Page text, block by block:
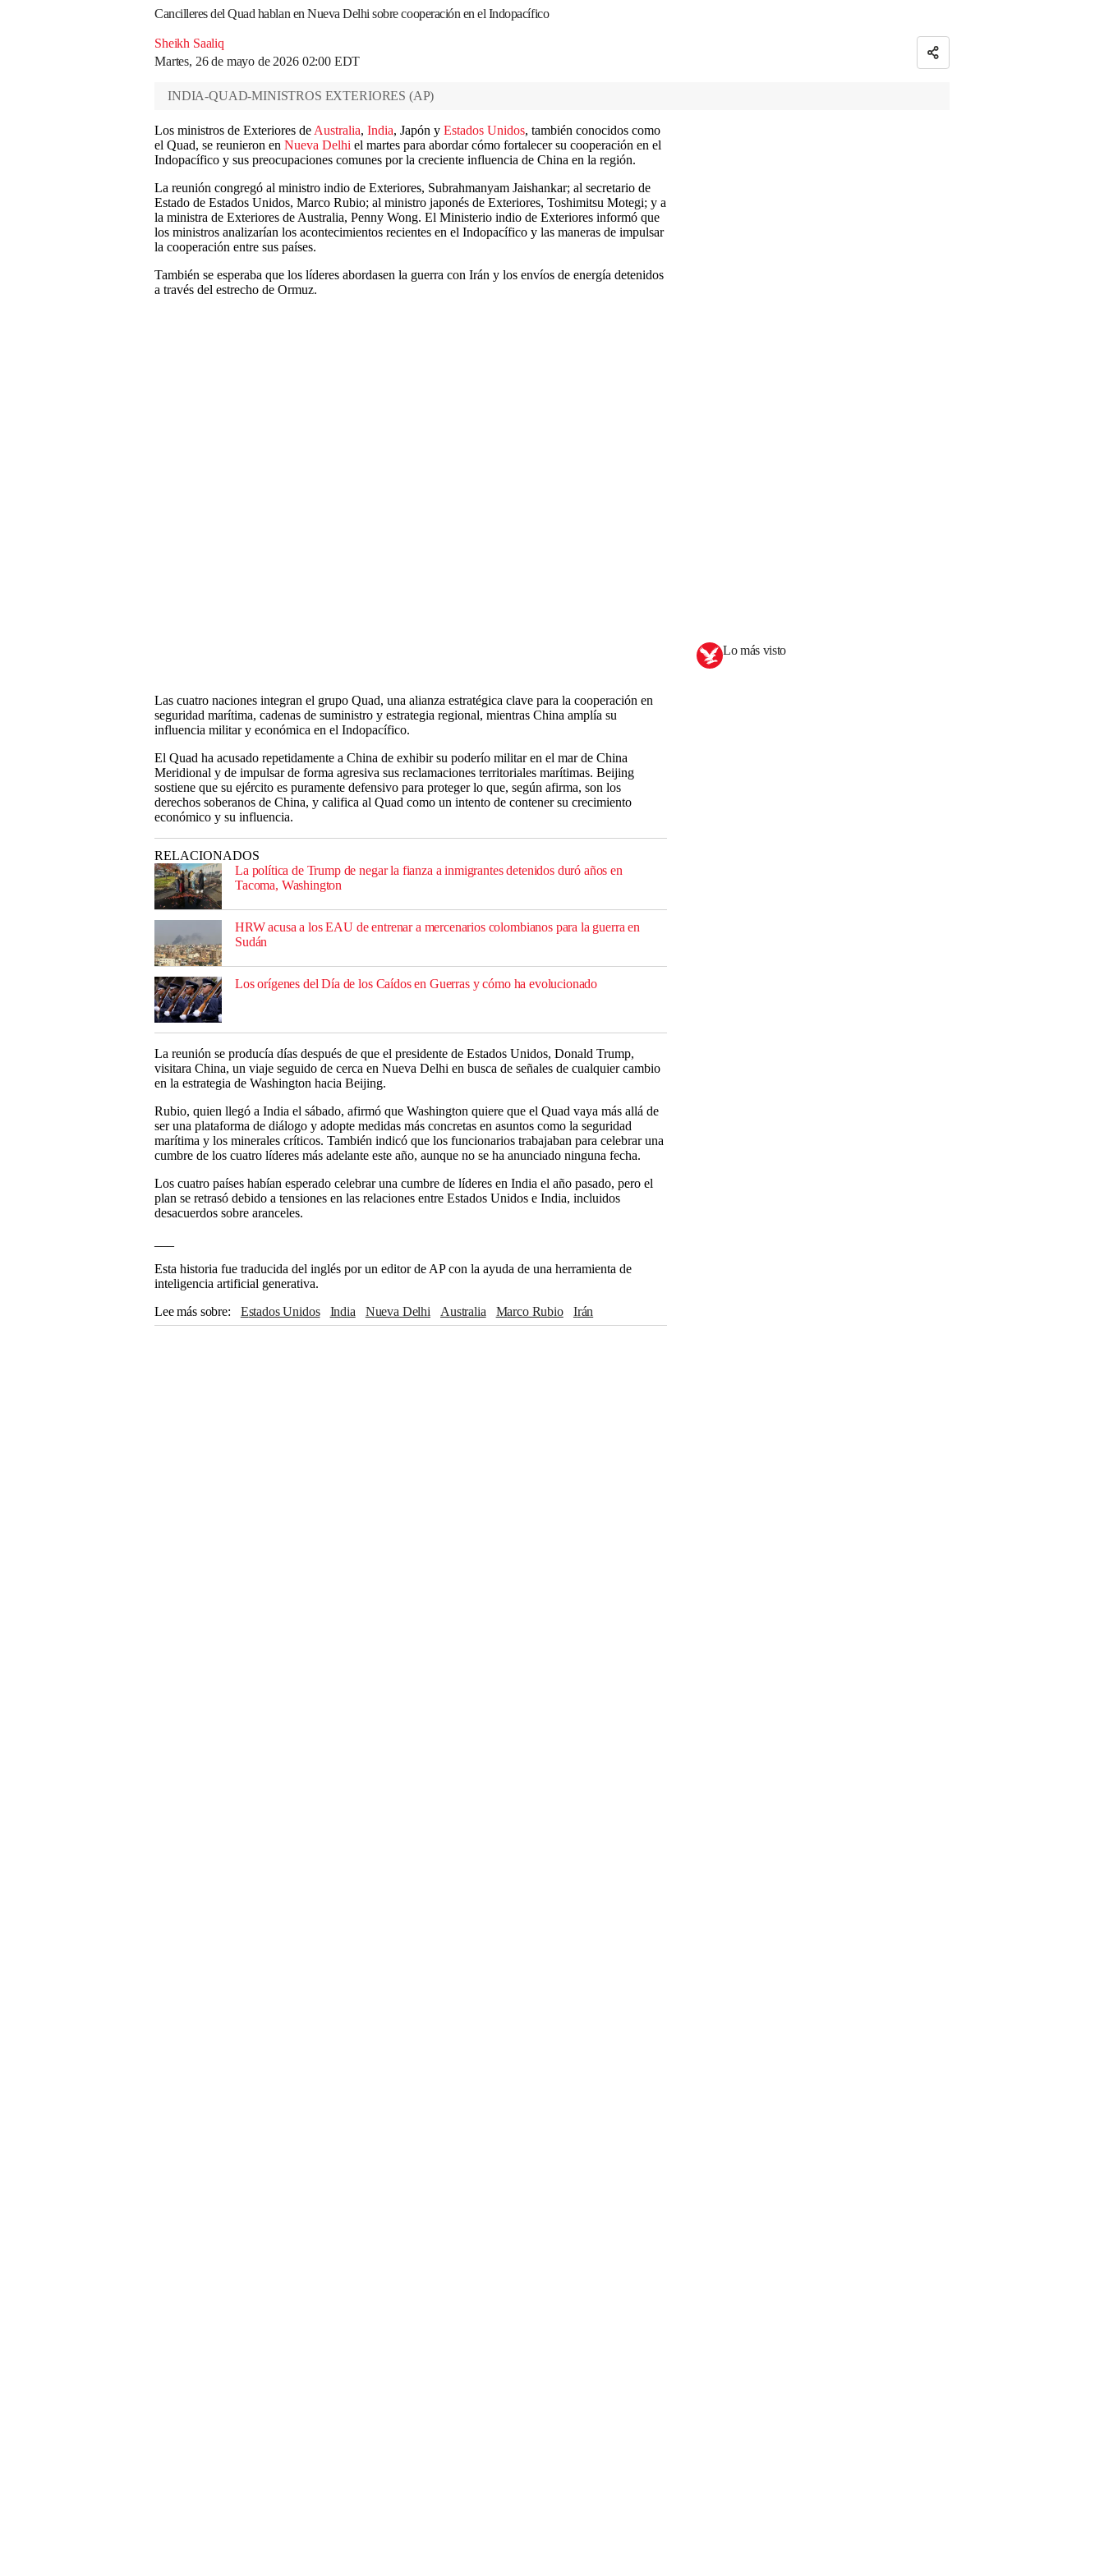
Cancilleres del Quad hablan en Nueva Delhi sobre cooperación en el Indopacífico
Sheikh Saaliq
Martes, 26 de mayo de 2026 02:00 EDT
INDIA-QUAD-MINISTROS EXTERIORES (AP)
Los ministros de Exteriores de Australia, India, Japón y Estados Unidos, también conocidos como
el Quad, se reunieron en Nueva Delhi el martes para abordar cómo fortalecer su cooperación en el
Indopacífico y sus preocupaciones comunes por la creciente influencia de China en la región.
La reunión congregó al ministro indio de Exteriores, Subrahmanyam Jaishankar; al secretario de
Estado de Estados Unidos, Marco Rubio; al ministro japonés de Exteriores, Toshimitsu Motegi; y a
la ministra de Exteriores de Australia, Penny Wong. El Ministerio indio de Exteriores informó que
los ministros analizarían los acontecimientos recientes en el Indopacífico y las maneras de impulsar
la cooperación entre sus países.
También se esperaba que los líderes abordasen la guerra con Irán y los envíos de energía detenidos
a través del estrecho de Ormuz.
Las cuatro naciones integran el grupo Quad, una alianza estratégica clave para la cooperación en
seguridad marítima, cadenas de suministro y estrategia regional, mientras China amplía su
influencia militar y económica en el Indopacífico.
El Quad ha acusado repetidamente a China de exhibir su poderío militar en el mar de China
Meridional y de impulsar de forma agresiva sus reclamaciones territoriales marítimas. Beijing
sostiene que su ejército es puramente defensivo para proteger lo que, según afirma, son los
derechos soberanos de China, y califica al Quad como un intento de contener su crecimiento
económico y su influencia.
RELACIONADOS
La política de Trump de negar la fianza a inmigrantes detenidos duró años en
Tacoma, Washington
HRW acusa a los EAU de entrenar a mercenarios colombianos para la guerra en
Sudán
Los orígenes del Día de los Caídos en Guerras y cómo ha evolucionado
La reunión se producía días después de que el presidente de Estados Unidos, Donald Trump,
visitara China, un viaje seguido de cerca en Nueva Delhi en busca de señales de cualquier cambio
en la estrategia de Washington hacia Beijing.
Rubio, quien llegó a India el sábado, afirmó que Washington quiere que el Quad vaya más allá de
ser una plataforma de diálogo y adopte medidas más concretas en asuntos como la seguridad
marítima y los minerales críticos. También indicó que los funcionarios trabajaban para celebrar una
cumbre de los cuatro líderes más adelante este año, aunque no se ha anunciado ninguna fecha.
Los cuatro países habían esperado celebrar una cumbre de líderes en India el año pasado, pero el
plan se retrasó debido a tensiones en las relaciones entre Estados Unidos e India, incluidos
desacuerdos sobre aranceles.
Esta historia fue traducida del inglés por un editor de AP con la ayuda de una herramienta de
inteligencia artificial generativa.
Lee más sobre
Estados Unidos India Nueva Delhi Australia Marco Rubio
Irán
Washington
Donald Trump
Lo más visto